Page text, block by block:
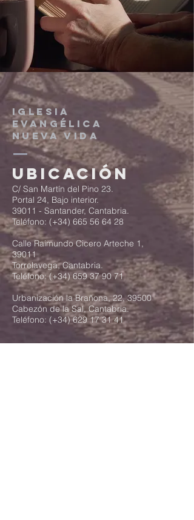
IGLESIA
EVANGÉLICA
NUEVA VIDA
Ubicación
C/ San Martín del Pino 23.
Portal 24, Bajo interior.
39011 - Santander, Cantabria.
Teléfono: (+34) 665 56 64 28
Calle Raimundo Cicero Arteche 1,
39011
Torrelavega, Cantabria.
Teléfono: (+34) 659 37 90 71
Urbanización la Brañona, 22, 39500
Cabezón de la Sal, Cantabria.
Teléfono: (+34)629 17 31 41